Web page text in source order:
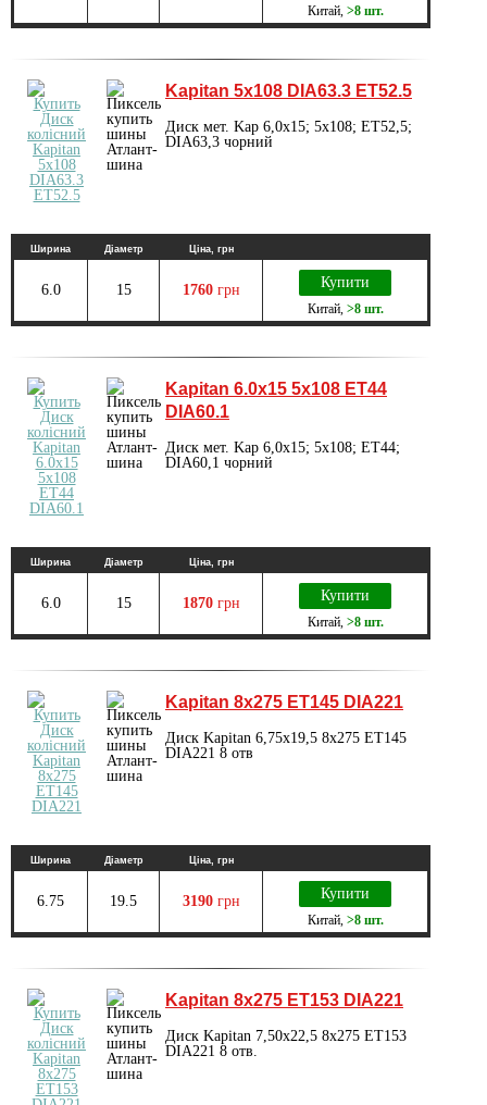
Китай, >8 шт.
Kapitan 5x108 DIA63.3 ET52.5
Диск мет. Kap 6,0x15; 5x108; ET52,5;
DIA63,3 чорний
Ширина Діаметр Ціна, грн
6.0 15 1760 грн Купити
Китай, >8 шт.
Kapitan 6.0x15 5x108 ET44
DIA60.1
Диск мет. Kap 6,0x15; 5x108; ET44;
DIA60,1 чорний
Ширина Діаметр Ціна, грн
6.0 15 1870 грн Купити
Китай, >8 шт.
Kapitan 8x275 ET145 DIA221
Диск Kapitan 6,75x19,5 8x275 ET145
DIA221 8 отв
Ширина Діаметр Ціна, грн
6.75 19.5 3190 грн Купити
Китай, >8 шт.
Kapitan 8x275 ET153 DIA221
Диск Kapitan 7,50x22,5 8x275 ET153
DIA221 8 отв.